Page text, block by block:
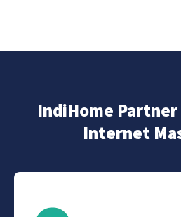
IndiHome Partner
Internet